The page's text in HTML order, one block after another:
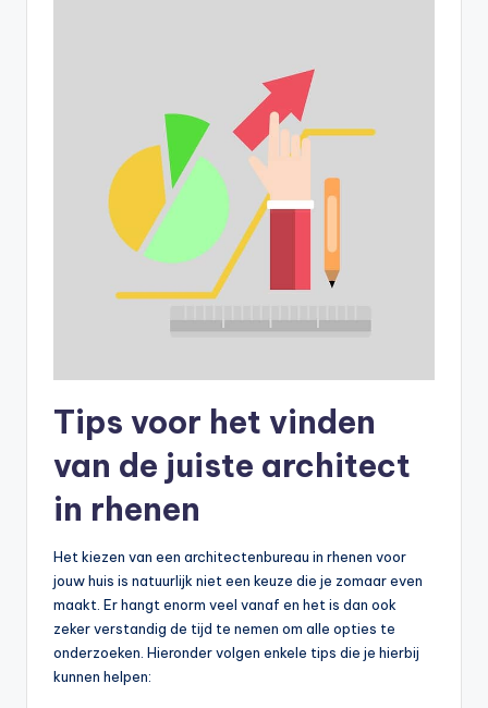
Tips voor het vinden
van de juiste architect
in rhenen
Het kiezen van een architectenbureau in rhenen voor
jouw huis is natuurlijk niet een keuze die je zomaar even
maakt. Er hangt enorm veel vanaf en het is dan ook
zeker verstandig de tijd te nemen om alle opties te
onderzoeken. Hieronder volgen enkele tips die je hierbij
kunnen helpen: